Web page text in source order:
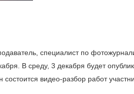
специалист по
В среду, 3 декабря будет
видео-разбор работ